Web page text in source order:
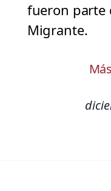
fueron parte
Migrante.